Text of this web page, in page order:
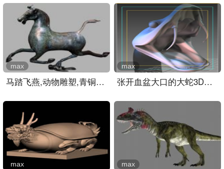
马踏飞燕,动物雕塑,青铜雕..
max
张开血盆大口的大蛇3D模型..
max
max max